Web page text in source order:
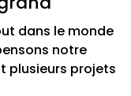
dans le monde
notre
plusieurs projets